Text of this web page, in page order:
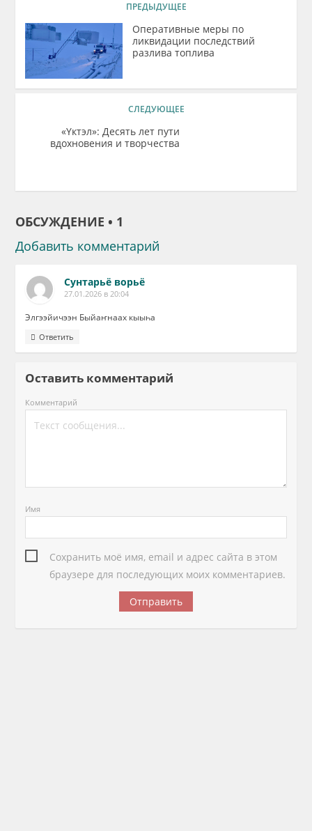
ПРЕДЫДУЩЕЕ
Оперативные меры по
ликвидации последствий
разлива топлива
СЛЕДУЮЩЕЕ
«Yктэл»: Десять лет пути
вдохновения и творчества
ОБСУЖДЕНИЕ • 1
Добавить комментарий
Сунтарьё ворьё
27.01.2026 в 20:04
Элгээйичээн Быйаҥнаах кыыһа
Ответить
Оставить комментарий
Комментарий
Имя
Сохранить моё имя, email и адрес сайта в этом
браузере для последующих моих комментариев.